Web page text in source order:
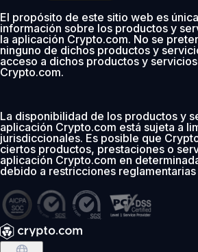
0 % de comisión los
Añadir
El propósito de este sitio web es
información sobre los productos y
la aplicación Crypto.com. No se
ninguno de dichos productos y
acceso a dichos productos y
Crypto.com.
La disponibilidad de los productos y
aplicación Crypto.com está sujeta a
jurisdiccionales. Es posible que
ciertos productos, prestaciones o
aplicación Crypto.com en
debido a restricciones